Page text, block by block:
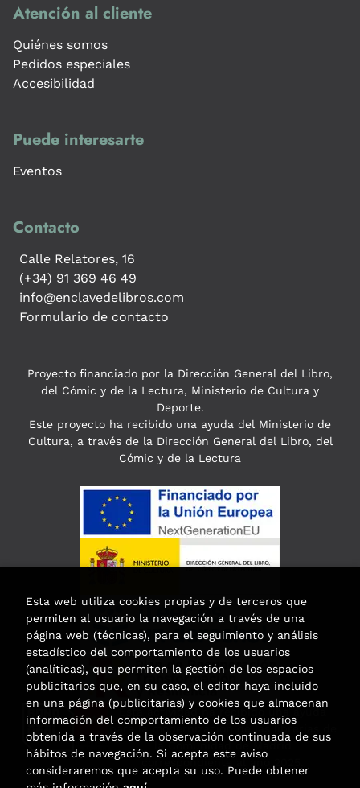
Atención al cliente
Quiénes somos
Pedidos especiales
Accesibilidad
Puede interesarte
Eventos
Contacto
Calle Relatores, 16
(+34) 91 369 46 49
info@enclavedelibros.com
Formulario de contacto
Proyecto financiado por la Dirección General del Libro,
del Cómic y de la Lectura, Ministerio de Cultura y
Deporte.
Este proyecto ha recibido una ayuda del Ministerio de
Cultura, a través de la Dirección General del Libro, del
Cómic y de la Lectura
Esta actividad ha recibido una ayuda
para la modernización de las librerías de
la Comunidad de Madrid
correspondiente al año 2025.
Esta web utiliza cookies propias y de terceros que
permiten al usuario la navegación a través de una
página web (técnicas), para el seguimiento y análisis
estadístico del comportamiento de los usuarios
(analíticas), que permiten la gestión de los espacios
publicitarios que, en su caso, el editor haya incluido
en una página (publicitarias) y cookies que almacenan
información del comportamiento de los usuarios
obtenida a través de la observación continuada de sus
hábitos de navegación. Si acepta este aviso
consideraremos que acepta su uso. Puede obtener